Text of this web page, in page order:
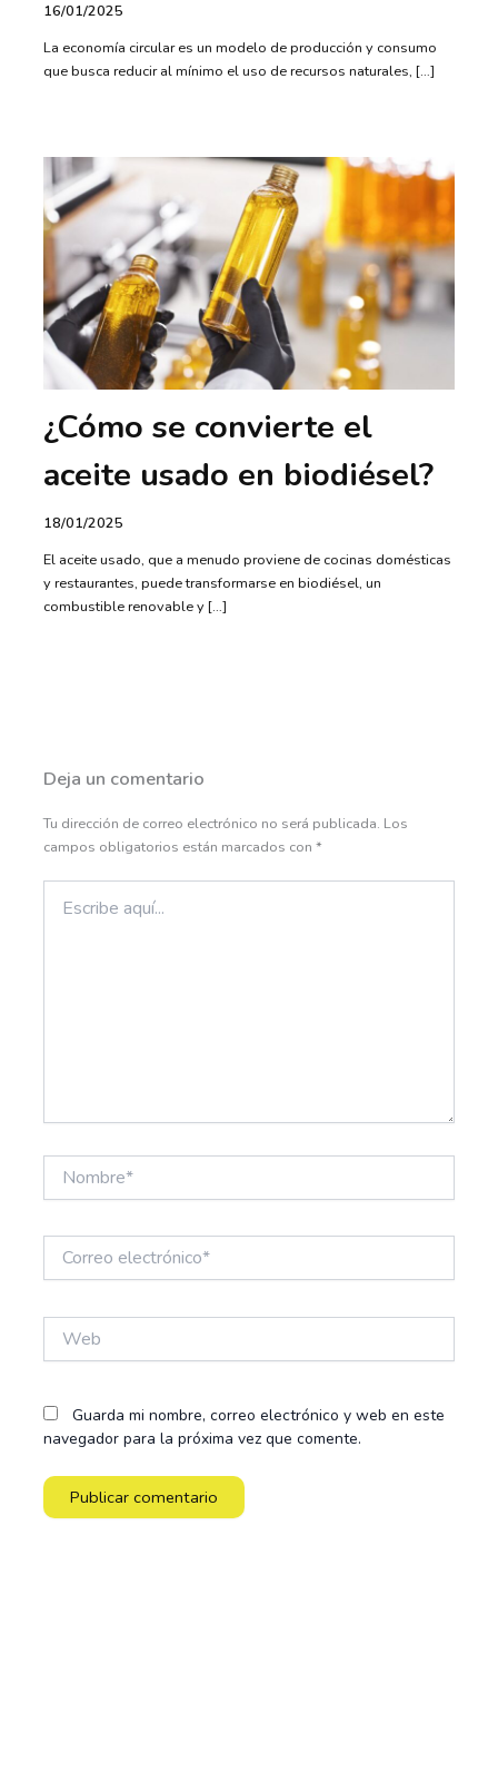
16/01/2025
La economía circular es un modelo de producción y consumo
que busca reducir al mínimo el uso de recursos naturales, […]
¿Cómo se convierte el
aceite usado en biodiésel?
18/01/2025
El aceite usado, que a menudo proviene de cocinas domésticas
y restaurantes, puede transformarse en biodiésel, un
combustible renovable y […]
Deja un comentario
Tu dirección de correo electrónico no será publicada. Los
campos obligatorios están marcados con *
aquí...
electrónico*
Guarda mi nombre, correo electrónico y web en este
navegador para la próxima vez que comente.